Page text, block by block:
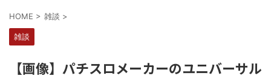
HOME > 雑談 >
雑談
【画像】パチスロメーカーのユニバーサル